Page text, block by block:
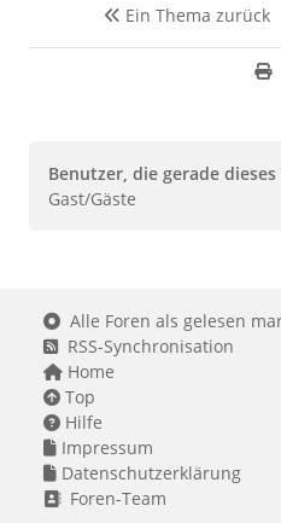
Ein Thema zurück
Benutzer, die gerade
Gast/Gäste
Alle Foren als gelesen
RSS-Synchronisation
Home
Top
Hilfe
Impressum
Datenschutzerklärung
Foren-Team